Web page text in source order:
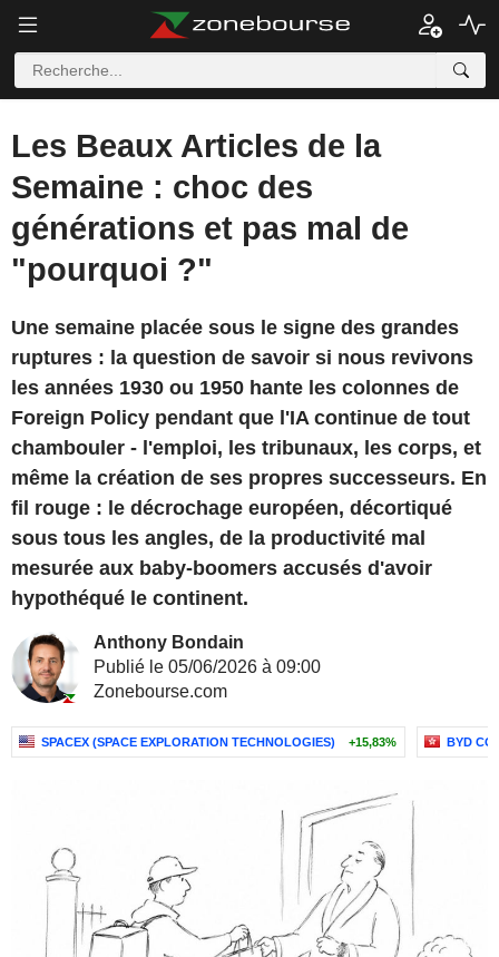
Les Beaux Articles de la
Semaine : choc des
générations et pas mal de
"pourquoi ?"
Une semaine placée sous le signe des grandes
ruptures : la question de savoir si nous revivons
les années 1930 ou 1950 hante les colonnes de
Foreign Policy pendant que l'IA continue de tout
chambouler - l'emploi, les tribunaux, les corps, et
même la création de ses propres successeurs. En
fil rouge : le décrochage européen, décortiqué
sous tous les angles, de la productivité mal
mesurée aux baby-boomers accusés d'avoir
hypothéqué le continent.
Anthony Bondain
Publié le 05/06/2026 à 09:00
Zonebourse.com
SPACEX (SPACE EXPLORATION TECHNOLOGIES) +15,83% BYD